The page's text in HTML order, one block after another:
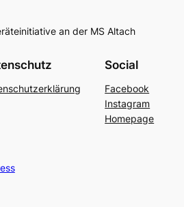
an der MS Altach
Social
Facebook
Instagram
Homepage